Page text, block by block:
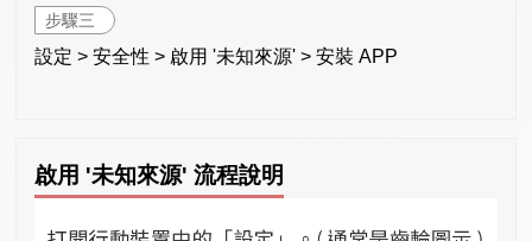
步驟三
設定 > 安全性 > 啟用 '未知來源' > 安裝 APP
啟用 '未知來源' 流程說明